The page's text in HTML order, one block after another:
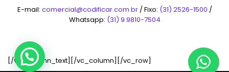
E-mail: comercial@codificar.com.br/ Fixo: (31) 2526-1500 /
Whatsapp: (31) 9 9810-7504
[/vc_column_text][/vc_column][/vc_row]